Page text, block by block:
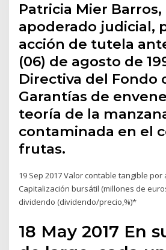
Patricia Mier
apoderado judicial,
acción de tutela
(06) de agosto de
Directiva del Fondo
Garantías de
teoría de la
contaminada en el
frutas.
19 Sep 2017 Valor contable tangible por
Capitalización bursátil (millones de
dividendo (dividendo/precio,%)*
18 May 2017 En